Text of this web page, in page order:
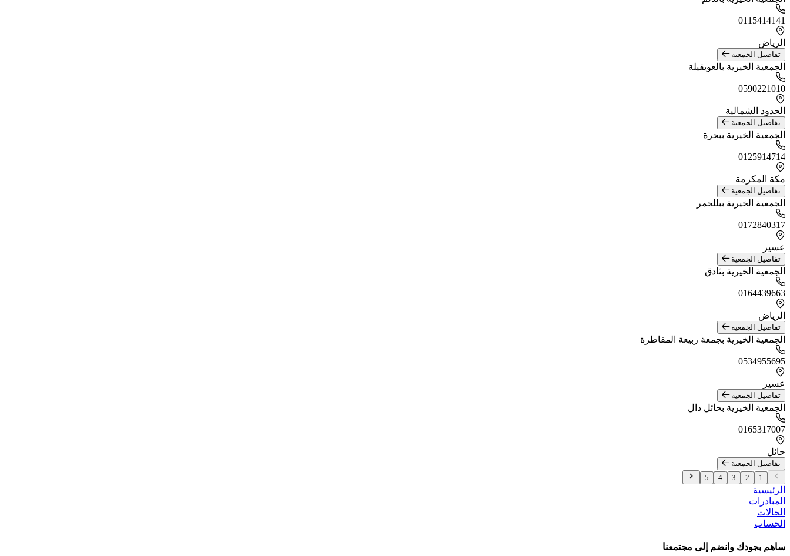
0115414141
الرياض
تفاصيل الجمعية
الجمعية الخيرية بالعويقيلة
0590221010
الحدود الشمالية
تفاصيل الجمعية
الجمعية الخيرية ببحرة
0125914714
مكة المكرمة
تفاصيل الجمعية
الجمعية الخيرية ببللحمر
0172840317
عسير
تفاصيل الجمعية
الجمعية الخيرية بثادق
0164439663
الرياض
تفاصيل الجمعية
الجمعية الخيرية بجمعة ربيعة المقاطرة
0534955695
عسير
تفاصيل الجمعية
الجمعية الخيرية بحائل دال
0165317007
حائل
تفاصيل الجمعية
1
2
3
4
5
الرئيسية
المبادرات
الحالات
الحساب
ساهم بجودك وانضم إلى مجتمعنا